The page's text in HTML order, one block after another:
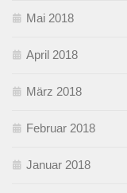
Mai 2018
April 2018
März 2018
Februar 2018
Januar 2018